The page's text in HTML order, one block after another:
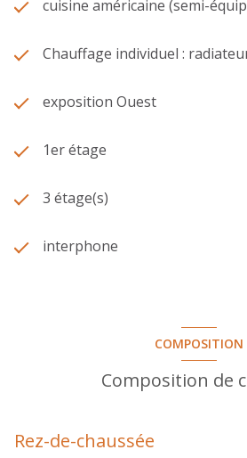
cuisine américaine (semi-
Chauffage individuel :
exposition Ouest
1er étage
3 étage(s)
interphone
COMPOSITION
Composition de
Rez-de-chaussée